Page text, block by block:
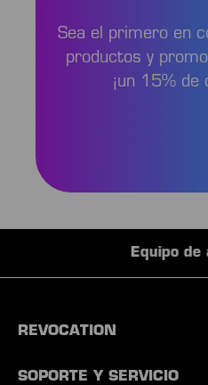
Sea el primero en
productos y
¡un 15% de
Equipo de
REVOCATION
SOPORTE Y SERVICIO